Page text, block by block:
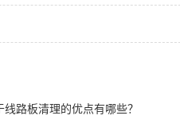
路板清理的优点有哪些？